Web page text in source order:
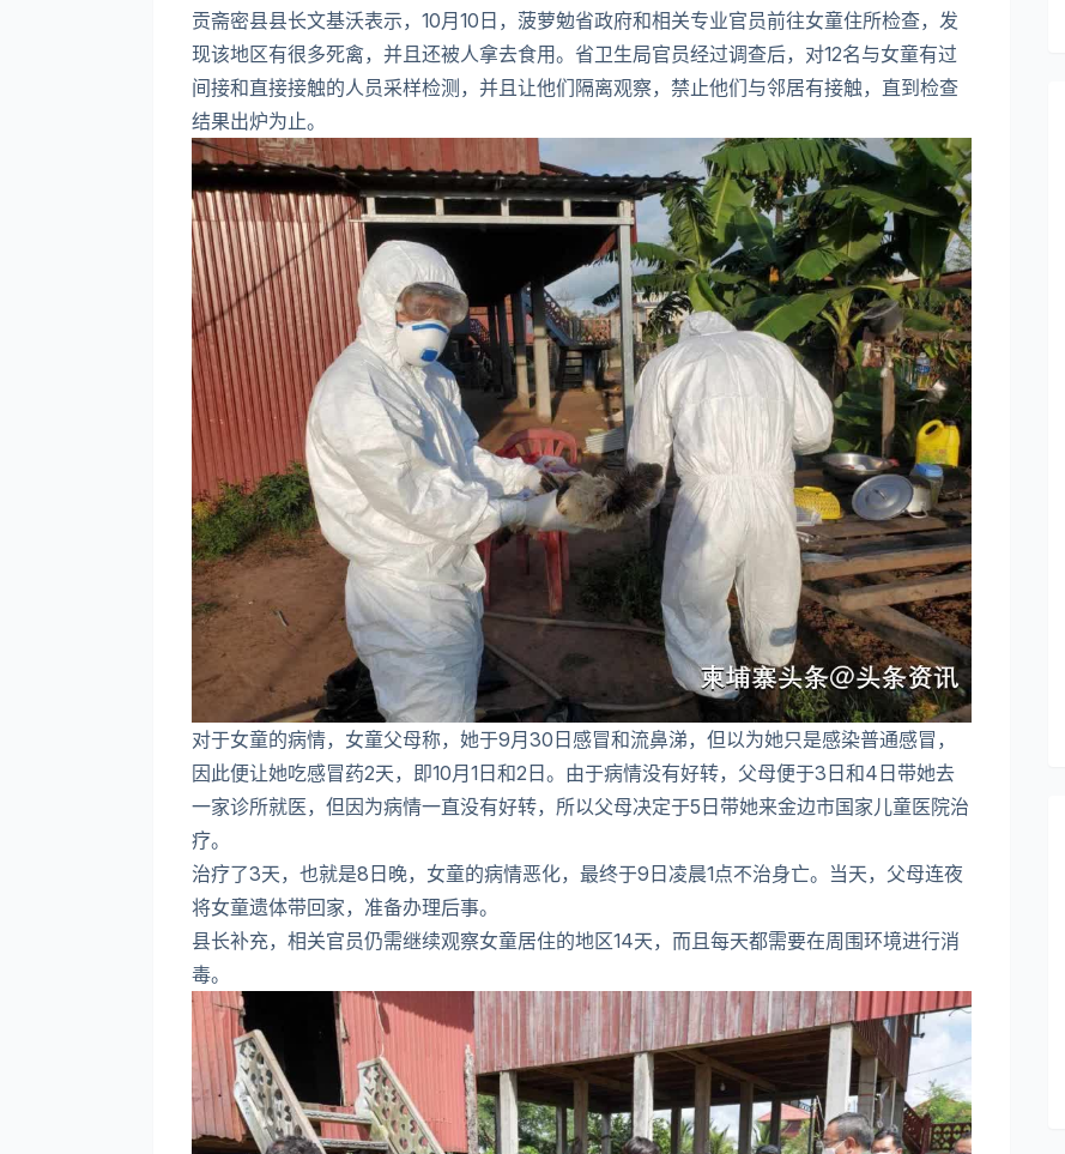
贡斋密县县长文基沃表示，10月10日，菠萝勉省政府和相关专业官员前往女童住所检查，发
现该地区有很多死禽，并且还被人拿去食用。省卫生局官员经过调查后，对12名与女童有过
间接和直接接触的人员采样检测，并且让他们隔离观察，禁止他们与邻居有接触，直到检查
结果出炉为止。
对于女童的病情，女童父母称，她于9月30日感冒和流鼻涕，但以为她只是感染普通感冒，
因此便让她吃感冒药2天，即10月1日和2日。由于病情没有好转，父母便于3日和4日带她去
一家诊所就医，但因为病情一直没有好转，所以父母决定于5日带她来金边市国家儿童医院治
疗。
治疗了3天，也就是8日晚，女童的病情恶化，最终于9日凌晨1点不治身亡。当天，父母连夜
将女童遗体带回家，准备办理后事。
县长补充，相关官员仍需继续观察女童居住的地区14天，而且每天都需要在周围环境进行消
毒。